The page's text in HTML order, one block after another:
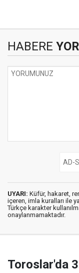
HABERE
UYARI: Küfür, hakaret,
içeren, imla kuralları ile
Türkçe karakter
onaylanmamaktadır.
Toroslar'da